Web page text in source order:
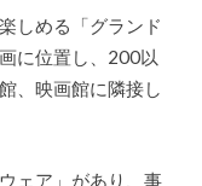
しめる「グランド
に位置し、200以
、映画館に隣接し
ェア」があり、事